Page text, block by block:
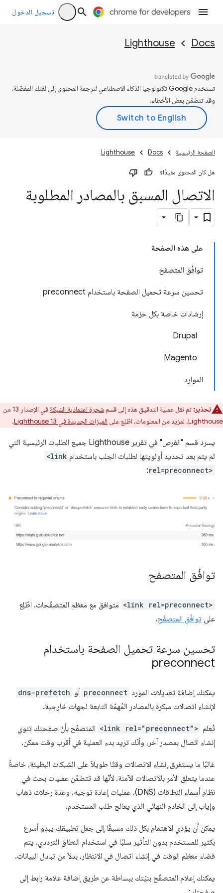
تسجيل الدخول
Docs
Lighthouse
تستخدم Google تكنولوجيا الذكاء الاصطناعي لترجمة المحتوى إلى لغتك المفضّلة،
وقد تتضمّن بعض الأخطاء.
الصفحة الرئيسية Docs
Lighthouse
هل كان المحتوى مفيدًا؟
الاتصال المسبق بالمصادر المطلوبة
على هذه الصفحة
توافُق المتصفح
تحسين سرعة تحميل الصفحة باستخدام preconnect
إرشادات خاصة بكل حزمة
Drupal
Magento
الموارد
تحذير: تم نقل عملية التدقيق هذه إلى قسم شجرة اعتمادية الشبكة
في الإصدار 13 من
Lighthouse. لمزيد من المعلومات، اطّلِع على
الميزات الجديدة في Lighthouse 13 .
يسرد قسم "الفرص" في تقرير Lighthouse جميع الطلبات الرئيسية التي
لم يتم بعد تحديد أولويتها لطلبات الجلب باستخدام <link
rel=preconnect>
:
توافُق المتصفح
<link rel=preconnect> متوافق مع معظم المتصفّحات. اطّلِع
على توافُق المتصفّح.
تحسين سرعة تحميل الصفحة باستخدام
preconnect
يمكنك إضافة تعديلات المورد preconnect أو dns-prefetch
لإنشاء اتصالات مبكرة بالمصادر المُهمّة التابعة لجهات خارجية.
تُعلم <link rel="preconnect"> المتصفّح بأنّ صفحتك تنوي
إنشاء اتصال بمصدر آخر، وأنّك تريد بدء العملية في أقرب وقت ممكن.
غالبًا ما يستغرق إنشاء الاتصالات وقتًا طويلاً على الشبكات البطيئة، خاصةً
عندما يتعلق الأمر بالاتصالات الآمنة، لأنّها قد تتضمّن عمليات بحث في
نظام أسماء النطاقات (DNS)، عمليات إعادة توجيه، وعدة رحلات ذهاب
وإياب إلى الخادم النهائي الذي يعالج طلب المستخدم.
يمكن أن يؤدي الاهتمام بكل ذلك مسبقًا إلى جعل تطبيقك يبدو أسرع
بكثير للمستخدم بدون التأثير سلبًا في استخدام النطاق الترددي. يتم
قضاء معظم الوقت في إنشاء اتصال في الانتظار، بدلاً من تبادل البيانات.
يمكنك إعلام المتصفّح بنيّتك ببساطة عن طريق إضافة علامة رابط إلى